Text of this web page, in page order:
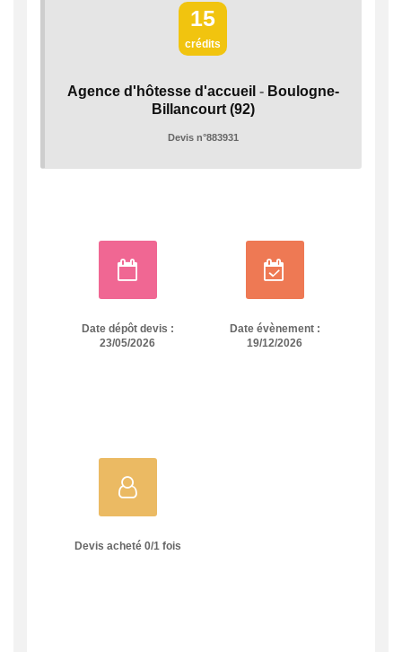
15
crédits
Agence d'hôtesse d'accueil - Boulogne-
Billancourt (92)
Devis n°883931
Date dépôt devis :
23/05/2026
Date évènement :
19/12/2026
Devis acheté 0/1fois